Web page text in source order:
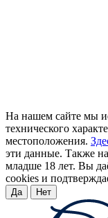
На нашем сайте мы
технического
местоположения.
эти данные. Также
младше 18 лет. Вы
cookies и
Да Нет